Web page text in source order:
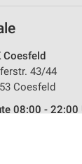
Coesfeld
43/44
Coesfeld
08:00 - 22:00